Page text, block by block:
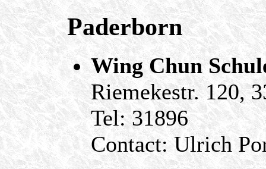
Paderborn
Wing Chun
Riemekestr. 120,
Tel: 31896
Contact: Ulrich